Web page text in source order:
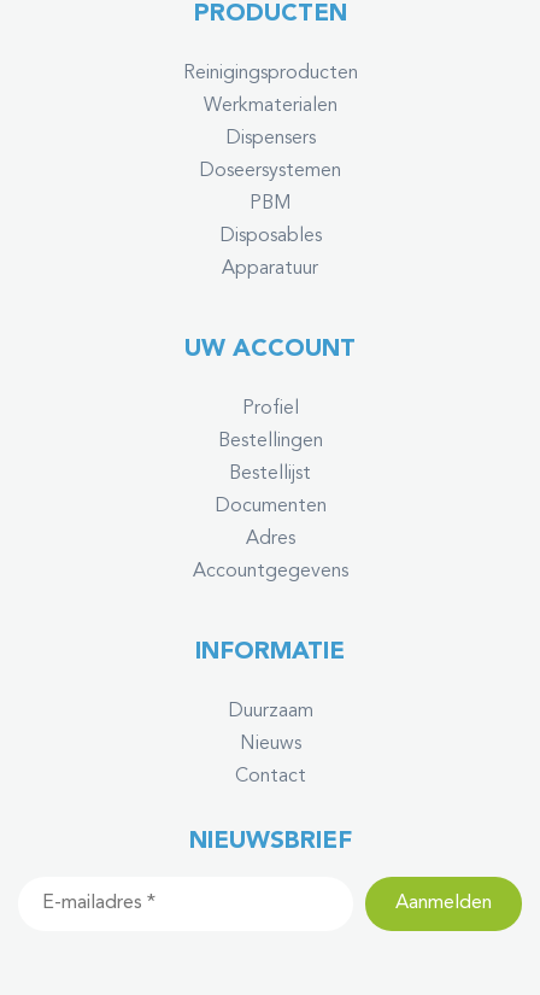
PRODUCTEN
Reinigingsproducten
Werkmaterialen
Dispensers
Doseersystemen
PBM
Disposables
Apparatuur
UW ACCOUNT
Profiel
Bestellingen
Bestellijst
Documenten
Adres
Accountgegevens
INFORMATIE
Duurzaam
Nieuws
Contact
NIEUWSBRIEF